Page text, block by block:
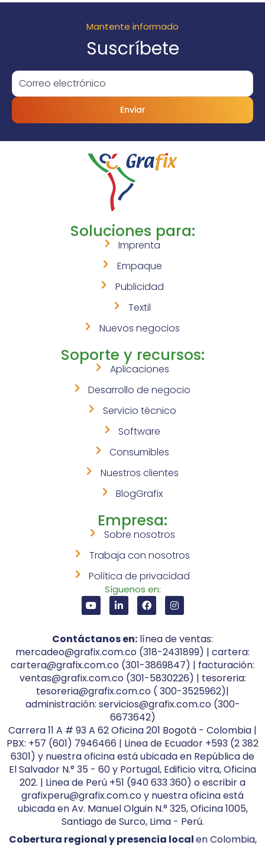
Mantente informado
Suscríbete
Enviar
Soluciones para:
Imprenta
Empaque
Publicidad
Textil
Nuevos negocios
Soporte y recursos:
Aplicaciones
Desarrollo de negocio
Servicio técnico
Software
Consumibles
Nuestros clientes
BlogGrafix
Empresa:
Sobre nosotros
Trabaja con nosotros
Política de privacidad
Síguenos en:
Contáctanos en: línea de ventas:
mercadeo@grafix.com.co (318-2431899) | cartera:
cartera@grafix.com.co (301-3869847) | facturación:
ventas@grafix.com.co (301-5830226) | tesoreria:
tesoreria@grafix.com.co ( 300-3525962)|
administración: servicios@grafix.com.co (300-
6673642)
Carrera 11 A # 93 A 62 Oficina 201 Bogotá - Colombia |
PBX: +57 (601) 7946466 | Linea de Ecuador +593 (2 382
6301) y nuestra oficina está ubicada en República de
El Salvador N.° 35 - 60 y Portugal, Edificio vitra, Oficina
202. | Linea de Perú +51 (940 633 360) o escribir a
grafixperu@grafix.com.co y nuestra oficina está
ubicada en Av. Manuel Olguin N.° 325, Oficina 1005,
Santiago de Surco, Lima - Perú.
Cobertura regional y presencia localen Colombia,